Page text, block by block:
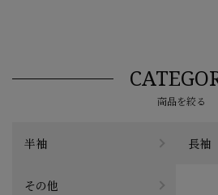
商品を絞る
半袖 長袖
その他